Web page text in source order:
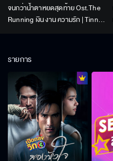
จนกว่าน้ำตาหยดสุดท้าย Ost.The
Running เงิน งาน ความรัก | Tinn |
รายการ